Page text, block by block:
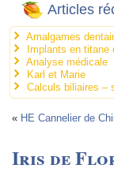
Articles
Amalgames
Implants en titane
Analyse médicale
Karl et Marie
Calculs biliaires –
« HE Cannelier de
Iris de